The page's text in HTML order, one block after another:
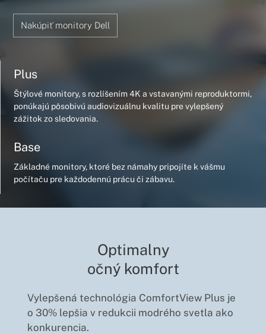
Nakúpiť monitory Dell
Plus
Štýlové monitory, s rozlíšením 4K a vstavanými reproduktormi,
ponúkajú pôsobivú audiovizuálnu kvalitu pre vylepšený
zážitok zo sledovania.
Base
Základné monitory, ktoré bez námahy pripojíte k vášmu
počítaču pre každodennú prácu či zábavu.
Optimalny
očný komfort
Vylepšená technológia ComfortView Plus je
o 30% lepšia v redukcii modrého svetla ako
konkurencia.